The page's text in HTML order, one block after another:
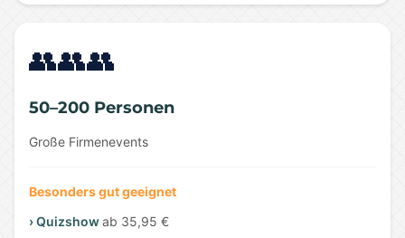
👥👥👥
50–200 Personen
Große Firmenevents
Besonders gut geeignet
› Quizshowab 35,95 €